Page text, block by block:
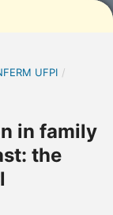
UFPI /
in family
the